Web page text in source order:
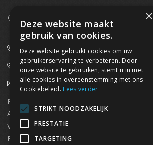
Westpoort 37B,
2070 Zwijndrecht
0800/61 667 (24/7 bereikbaar)
03/369.60.29
info@waterdicht-vochtbestrijding.be
Regionaal contact
Antwerpen
03/369.60.29
Vlaams Brabant & Brussel
Brugge
×
Deze website maakt
gebruik van cookies.
Deze website gebruikt cookies om uw
gebruikerservaring te verbeteren. Door
onze website te gebruiken, stemt u in met
alle cookies in overeenstemming met ons
Cookiebeleid. Lees verder
STRIKT NOODZAKELIJK
PRESTATIE
TARGETING